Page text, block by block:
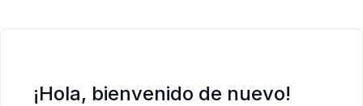
¡Hola, bienvenido de nuevo!